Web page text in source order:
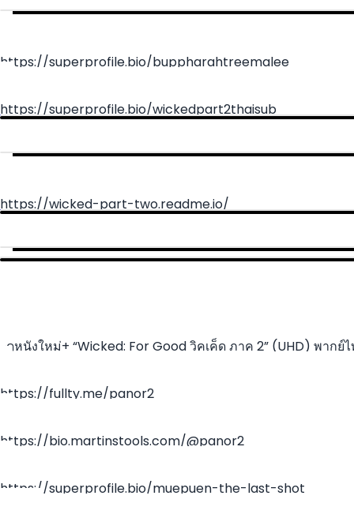
https://superprofile.bio/buppharahtreemalee
https://superprofile.bio/wickedpart2thaisub
https://wicked-part-two.readme.io/
~ดูหนังใหม่+ “Wicked: For Good วิคเค็ด ภาค 2” (UHD) พากย์
https://fullty.me/panor2
https://bio.martinstools.com/@panor2
https://superprofile.bio/muepuen-the-last-shot